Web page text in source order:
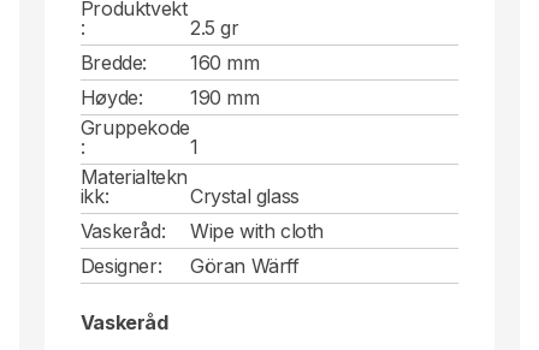
Produktvekt
:
2.5 gr
Bredde:
160 mm
Høyde:
190 mm
Gruppekode
:
1
Materialtekn
ikk:
Crystal glass
Vaskeråd:
Wipe with cloth
Designer:
Göran Wärff
Vaskeråd